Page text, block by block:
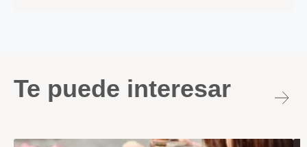
Te puede interesar